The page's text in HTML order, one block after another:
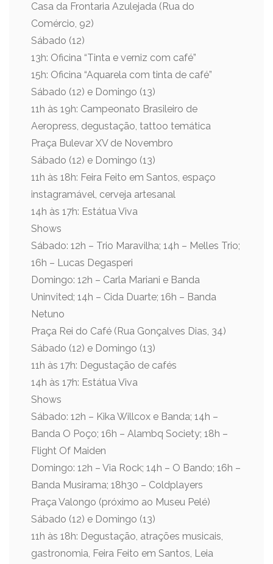
Casa da Frontaria Azulejada (Rua do
Comércio, 92)
Sábado (12)
13h: Oficina “Tinta e verniz com café”
15h: Oficina “Aquarela com tinta de café”
Sábado (12) e Domingo (13)
11h às 19h: Campeonato Brasileiro de
Aeropress, degustação, tattoo temática
Praça Bulevar XV de Novembro
Sábado (12) e Domingo (13)
11h às 18h: Feira Feito em Santos, espaço
instagramável, cerveja artesanal
14h às 17h: Estátua Viva
Shows
Sábado: 12h – Trio Maravilha; 14h – Melles Trio;
16h – Lucas Degasperi
Domingo: 12h – Carla Mariani e Banda
Uninvited; 14h – Cida Duarte; 16h – Banda
Netuno
Praça Rei do Café (Rua Gonçalves Dias, 34)
Sábado (12) e Domingo (13)
11h às 17h: Degustação de cafés
14h às 17h: Estátua Viva
Shows
Sábado: 12h – Kika Willcox e Banda; 14h –
Banda O Poço; 16h – Alambq Society; 18h –
Flight Of Maiden
Domingo: 12h – Via Rock; 14h – O Bando; 16h –
Banda Musirama; 18h30 – Coldplayers
Praça Valongo (próximo ao Museu Pelé)
Sábado (12) e Domingo (13)
11h às 18h: Degustação, atrações musicais,
gastronomia, Feira Feito em Santos, Leia